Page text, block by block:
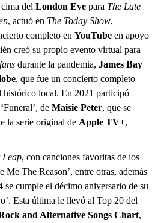
del London Eye para The Late
, actuó en The Today Show,
completo en YouTube en apoyo
creó su propio evento virtual para
fans durante la pandemia, James Bay
, que fue un concierto completo
histórico local. En 2021 participó
de Maisie Peter, que se
la serie original de Apple TV+,
Leap, con canciones favoritas de los
Me The Reason’, entre otras, además
se cumple el décimo aniversario de su
Esta última le llevó al Top 20 del
and Alternative Songs Chart,